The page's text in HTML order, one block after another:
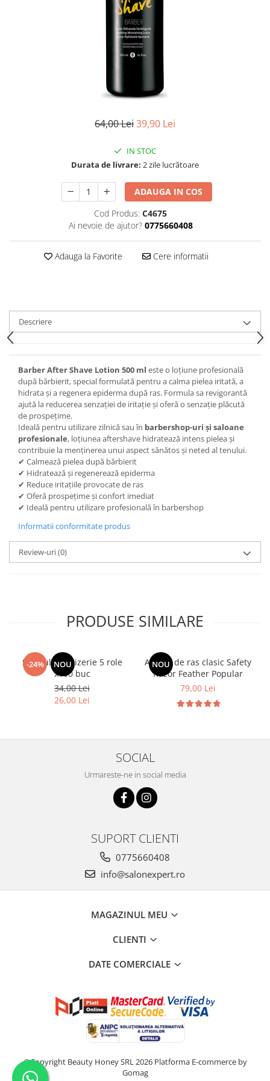
64,00 Lei39,90 Lei
IN STOC
Durata de livrare: 2 zile lucrătoare
ADAUGA IN COS
Cod Produs: C4675
Ai nevoie de ajutor? 0775660408
Adauga la Favorite Cere informatii
Descriere
Barber After Shave Lotion 500 ml este o loțiune profesională
după bărbierit, special formulată pentru a calma pielea iritată, a
hidrata și a regenera epiderma după ras. Formula sa revigorantă
ajută la reducerea senzației de iritație și oferă o senzație plăcută
de prospețime.
Ideală pentru utilizare zilnică sau în barbershop-uri și saloane
profesionale, loțiunea aftershave hidratează intens pielea și
contribuie la menținerea unui aspect sănătos și neted al tenului.
✔ Calmează pielea după bărbierit
✔ Hidratează și regenerează epiderma
✔ Reduce iritațiile provocate de ras
✔ Oferă prospețime și confort imediat
✔ Ideală pentru utilizare profesională în barbershop
Informatii conformitate produs
Review-uri(0)
PRODUSE SIMILARE
-24% NOU
Set Gulere Frizerie 5 role
x100 buc
34,00 Lei
26,00 Lei
NOU
Aparat de ras clasic Safety
Razor Feather Popular
79,00 Lei
SOCIAL
Urmareste-ne in social media
SUPORT CLIENTI
0775660408
info@salonexpert.ro
MAGAZINUL MEU
CLIENTI
DATE COMERCIALE
©Copyright Beauty Honey SRL 2026 Platforma E-commerce by
Gomag